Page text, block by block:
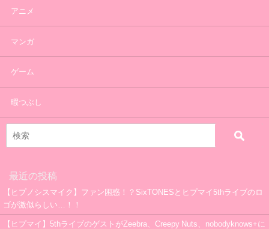
アニメ
マンガ
ゲーム
暇つぶし
最近の投稿
【ヒプノシスマイク】ファン困惑！？SixTONESとヒプマイ5thライブのロ
ゴが激似らしい…！！
【ヒプマイ】5thライブのゲストがZeebra、Creepy Nuts、nobodyknows+に